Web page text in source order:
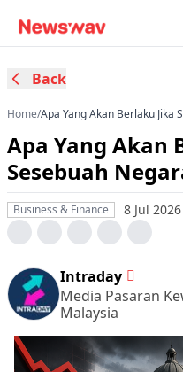
Back
Home/Apa Yang Akan Berlaku Jika
Apa Yang Akan
Sesebuah
Business & Finance 8 Jul
Intraday
Media Pasaran
Malaysia